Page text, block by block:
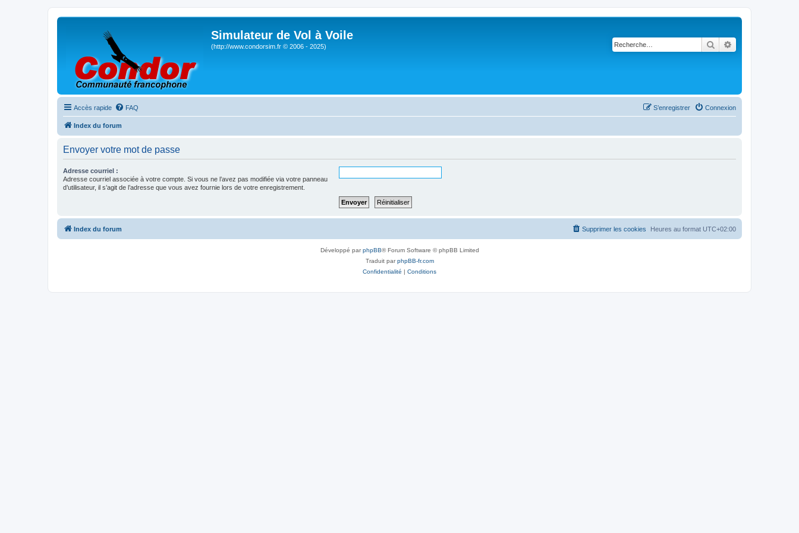
Simulateur de Vol à Voile
(http://www.condorsim.fr © 2006 - 2025) Rechercher
Accès rapide FAQ Connexion
S’enregistrer
Index du forum
Envoyer votre mot de passe
Adresse courriel :
Adresse courriel associée à votre compte. Si vous ne l’avez pas modifiée via votre panneau
d’utilisateur, il s’agit de l’adresse que vous avez fournie lors de votre enregistrement.
Index du forum Heures au format UTC+02:00
Supprimer les cookies
Développé parphpBB® Forum Software © phpBB Limited
Traduit parphpBB-fr.com
Confidentialité | Conditions